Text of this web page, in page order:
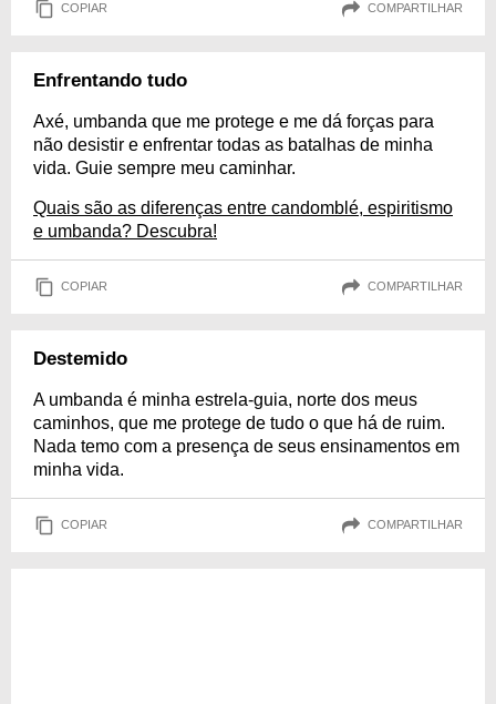
COPIAR COMPARTILHAR
Enfrentando tudo
Axé, umbanda que me protege e me dá forças para
não desistir e enfrentar todas as batalhas de minha
vida. Guie sempre meu caminhar.
Quais são as diferenças entre candomblé, espiritismo
e umbanda? Descubra!
COPIAR COMPARTILHAR
Destemido
A umbanda é minha estrela-guia, norte dos meus
caminhos, que me protege de tudo o que há de ruim.
Nada temo com a presença de seus ensinamentos em
minha vida.
COPIAR COMPARTILHAR